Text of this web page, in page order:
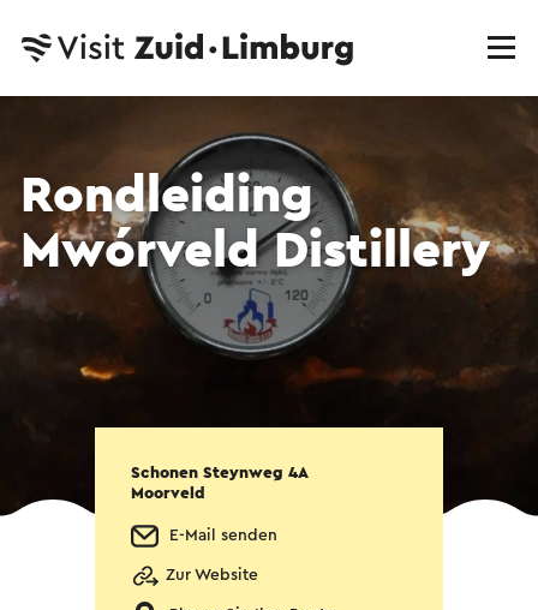
Rondleiding
Mwórveld Distillery
Schonen Steynweg 4A
Moorveld
E-Mail senden
Zur Website